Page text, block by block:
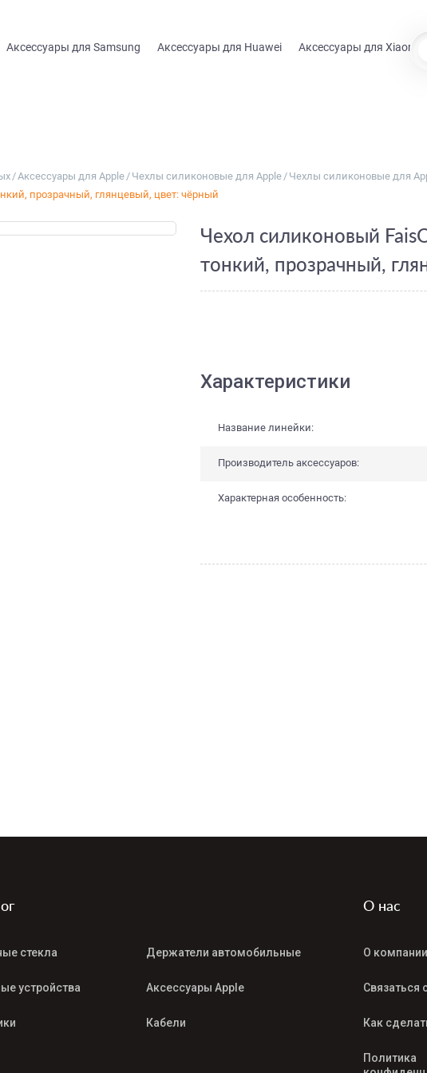
Аксессуары для Samsung Аксессуары для Huawei Аксессуары для Xiaomi
/ Аксессуары для Apple / Чехлы силиконовые для Apple / Чехлы силиконовые для
прозрачный, глянцевый, цвет: чёрный
Чехол силиконовый
тонкий, прозрачный,
Характеристики
Название линейки:
Производитель аксессуаров:
Характерная особенность:
стекла Держатели автомобильные
устройства Аксессуары Apple
Кабели
О нас
О компании
Связаться
Как
Политика